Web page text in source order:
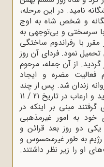
نامید. در این مرحله،
و شخص شاه به اوج
سرسختى و بى‌توجهى به
با رفراندوم ساختگى
نمود. فرداى آن روز
از آن جمله، مرحوم
مضره و ایجاد
زندان شد. پس از چند
روز بازداشت و بازجویى و تهدید و ارعاب در تاریخ 21 / 11
وی گرفتند مبنى بر اینکه در
خود به امور غیرمذهبى
یکى دو روز بعد قرائن و
به طور غیرمحسوس و
او را زیر نظر داشتند.